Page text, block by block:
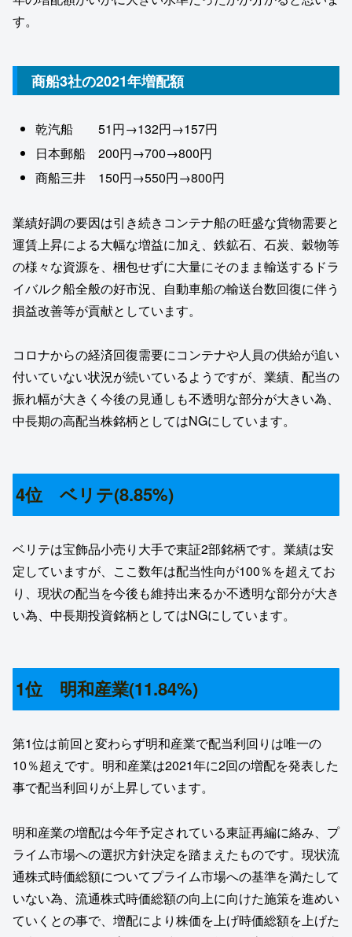
す。
商船3社の2021年増配額
乾汽船 51円→132円→157円
日本郵船 200円→700→800円
商船三井 150円→550円→800円
業績好調の要因は引き続きコンテナ船の旺盛な貨物需要と
運賃上昇による大幅な増益に加え、鉄鉱石、石炭、穀物等
の様々な資源を、梱包せずに大量にそのまま輸送するドラ
イバルク船全般の好市況、自動車船の輸送台数回復に伴う
損益改善等が貢献としています。
コロナからの経済回復需要にコンテナや人員の供給が追い
付いていない状況が続いているようですが、業績、配当の
振れ幅が大きく今後の見通しも不透明な部分が大きい為、
中長期の高配当株銘柄としてはNGにしています。
4位 ベリテ(8.85%)
ベリテは宝飾品小売り大手で東証2部銘柄です。業績は安
定していますが、ここ数年は配当性向が100％を超えてお
り、現状の配当を今後も維持出来るか不透明な部分が大き
い為、中長期投資銘柄としてはNGにしています。
1位 明和産業(11.84%)
第1位は前回と変わらず明和産業で配当利回りは唯一の
10％超えです。明和産業は2021年に2回の増配を発表した
事で配当利回りが上昇しています。
明和産業の増配は今年予定されている東証再編に絡み、プ
ライム市場への選択方針決定を踏まえたものです。現状流
通株式時価総額についてプライム市場への基準を満たして
いない為、流通株式時価総額の向上に向けた施策を進めい
ていくとの事で、増配により株価を上げ時価総額を上げた